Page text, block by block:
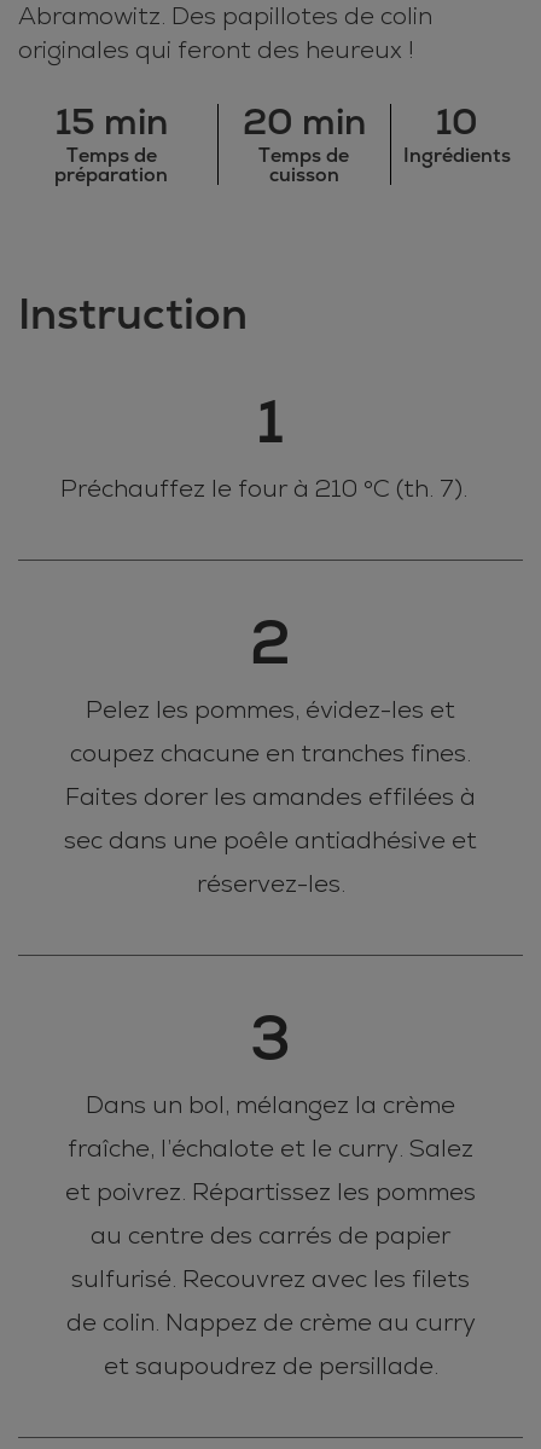
Abramowitz. Des papillotes de colin
originales qui feront des heureux !
15 min
Temps de
préparation
20 min
Temps de
cuisson
10
Ingrédients
Instruction
1
Préchauffez le four à 210 °C (th. 7).
2
Pelez les pommes, évidez-les et
coupez chacune en tranches fines.
Faites dorer les amandes effilées à
sec dans une poêle antiadhésive et
réservez-les.
3
Dans un bol, mélangez la crème
fraîche, l’échalote et le curry. Salez
et poivrez. Répartissez les pommes
au centre des carrés de papier
sulfurisé. Recouvrez avec les filets
de colin. Nappez de crème au curry
et saupoudrez de persillade.